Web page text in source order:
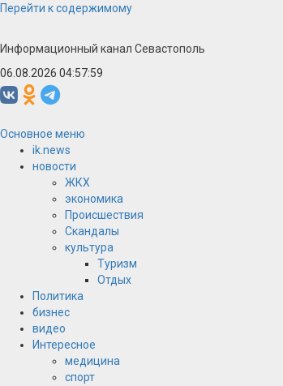
Перейти к содержимому
Информационный канал Севастополь
06.08.2026 04:57:59
Основное меню
ik.news
новости
ЖКХ
экономика
Происшествия
Скандалы
культура
Туризм
Отдых
Политика
бизнес
видео
Интересное
медицина
спорт